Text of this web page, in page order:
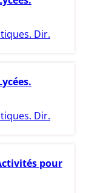
Dir.
Dir.
pour